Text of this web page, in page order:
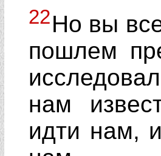
22Но вы
пошлем
нам
идти нам,